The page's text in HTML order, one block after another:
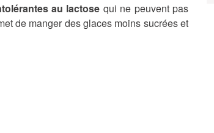
au lactose qui ne peuvent pas
de manger des glaces moins sucrées et